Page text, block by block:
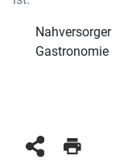
Nahversorger
Gastronomie